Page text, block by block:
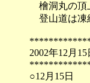
檜洞丸の頂
登山道は凍
2002年12月
○12月15日